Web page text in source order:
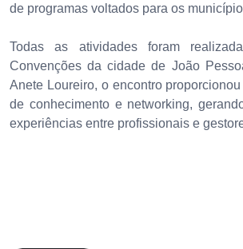
de programas voltados para os
Todas as atividades foram
Convenções da cidade de João
Anete Loureiro, o encontro
de conhecimento e networking,
experiências entre profissionais e